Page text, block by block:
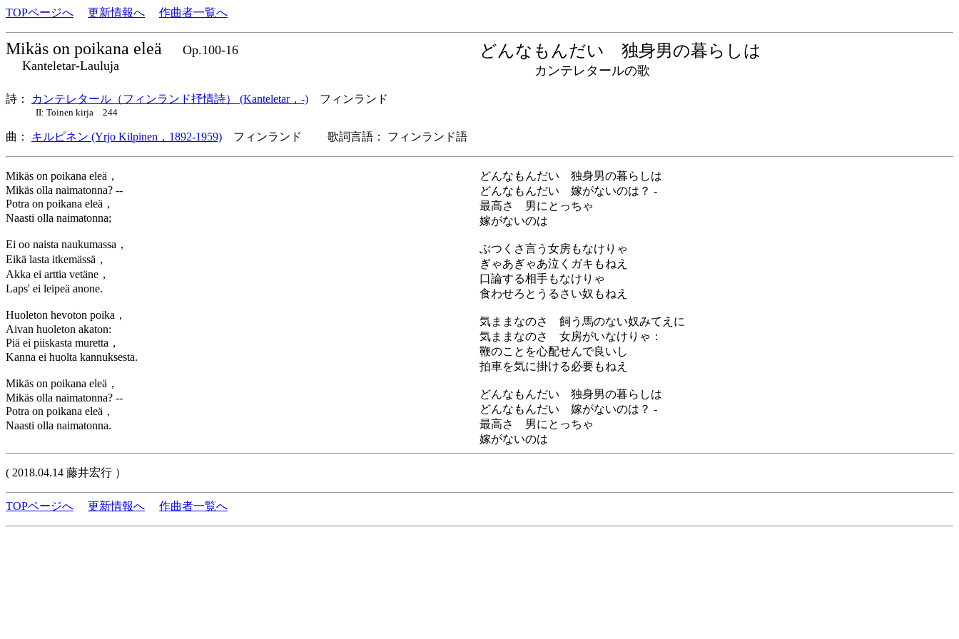
TOPページへ 更新情報へ 作曲者一覧へ
Mikäs on poikana eleä
Op.100-16
Kanteletar-Lauluja
どんなもんだい 独身男の暮らしは
カンテレタールの歌
詩： カンテレタール（フィンランド抒情詩） (Kanteletar，-) フィンランド
II: Toinen kirja 244
曲： キルピネン (Yrjo Kilpinen，1892-1959) フィンランド 歌詞言語： フィンランド語
Mikäs on poikana eleä，
Mikäs olla naimatonna? --
Potra on poikana eleä，
Naasti olla naimatonna;
Ei oo naista naukumassa，
Eikä lasta itkemässä，
Akka ei arttia vetäne，
Laps' ei leipeä anone.
Huoleton hevoton poika，
Aivan huoleton akaton:
Piä ei piiskasta muretta，
Kanna ei huolta kannuksesta.
Mikäs on poikana eleä，
Mikäs olla naimatonna? --
Potra on poikana eleä，
Naasti olla naimatonna.
どんなもんだい 独身男の暮らしは
どんなもんだい 嫁がないのは？ -
最高さ 男にとっちゃ
嫁がないのは
ぶつくさ言う女房もなけりゃ
ぎゃあぎゃあ泣くガキもねえ
口論する相手もなけりゃ
食わせろとうるさい奴もねえ
気ままなのさ 飼う馬のない奴みてえに
気ままなのさ 女房がいなけりゃ：
鞭のことを心配せんで良いし
拍車を気に掛ける必要もねえ
どんなもんだい 独身男の暮らしは
どんなもんだい 嫁がないのは？ -
最高さ 男にとっちゃ
嫁がないのは
( 2018.04.14 藤井宏行 ）
TOPページへ 更新情報へ 作曲者一覧へ